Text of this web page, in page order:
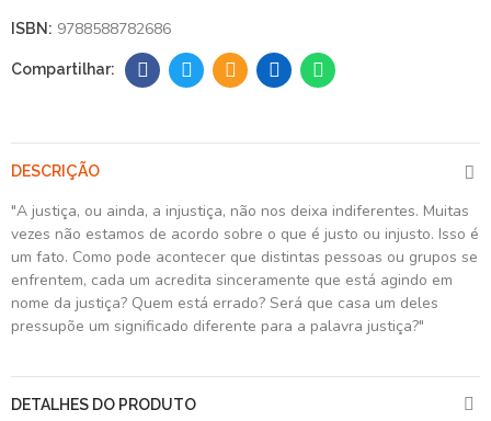
ISBN: 9788588782686
DESCRIÇÃO
"A justiça, ou ainda, a injustiça, não nos deixa indiferentes. Muitas
vezes não estamos de acordo sobre o que é justo ou injusto. Isso é
um fato. Como pode acontecer que distintas pessoas ou grupos se
enfrentem, cada um acredita sinceramente que está agindo em
nome da justiça? Quem está errado? Será que casa um deles
pressupõe um significado diferente para a palavra justiça?"
DETALHES DO PRODUTO